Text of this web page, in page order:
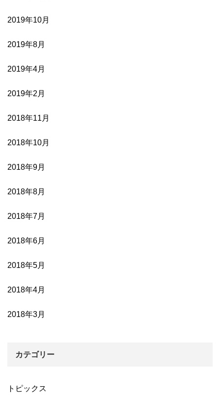
2019年10月
2019年8月
2019年4月
2019年2月
2018年11月
2018年10月
2018年9月
2018年8月
2018年7月
2018年6月
2018年5月
2018年4月
2018年3月
カテゴリー
トピックス